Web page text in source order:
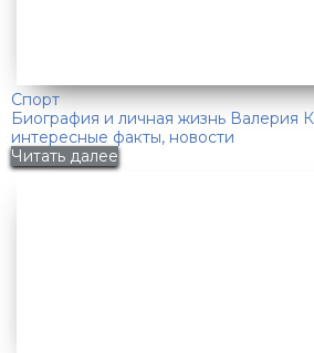
Спорт
Биография и личная жизнь Валерия
интересные факты, новости
Читать далее